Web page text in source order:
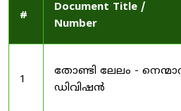
#
Document Title /
Number
1
തോണ്ടി ലേലം -
ഡിവിഷൻ